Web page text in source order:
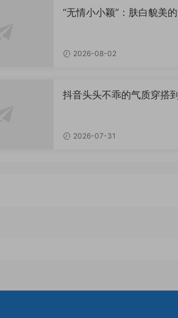
“无情小小颖”：肤白貌美
2026-08-02
抖音头头不乖的气质穿搭
2026-07-31